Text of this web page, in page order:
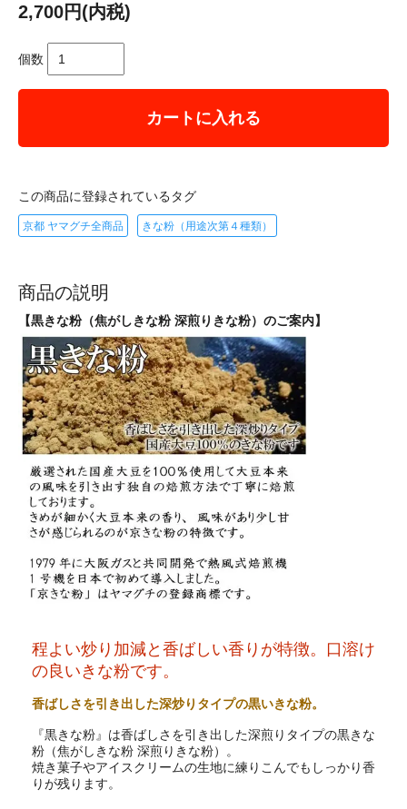
2,700円(内税)
個数
カートに入れる
この商品に登録されているタグ
京都 ヤマグチ全商品 きな粉（用途次第４種類）
商品の説明
【黒きな粉（焦がしきな粉 深煎りきな粉）のご案内】
程よい炒り加減と香ばしい香りが特徴。口溶け
の良いきな粉です。
香ばしさを引き出した深炒りタイプの黒いきな粉。
『黒きな粉』は香ばしさを引き出した深煎りタイプの黒きな
粉（焦がしきな粉 深煎りきな粉）。
焼き菓子やアイスクリームの生地に練りこんでもしっかり香
りが残ります。